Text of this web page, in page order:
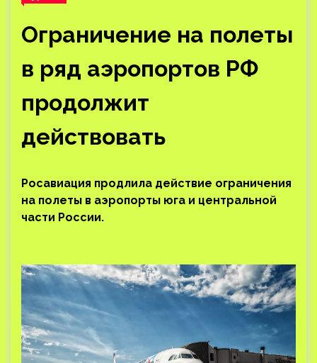
Ограничение на полеты
в ряд аэропортов РФ
продолжит
действовать
Росавиация продлила действие ограничения
на полеты в аэропорты юга и центральной
части России.